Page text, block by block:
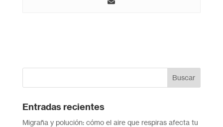
Entradas recientes
Migraña y polución: cómo el aire que respiras afecta tu